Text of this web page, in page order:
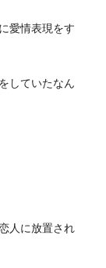
愛情表現をす
していたなん
人に放置され